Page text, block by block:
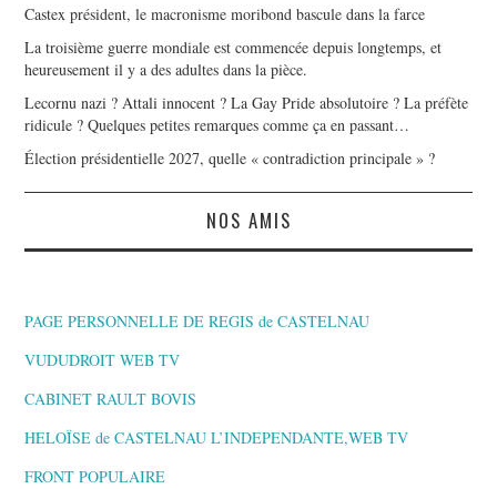
Castex président, le macronisme moribond bascule dans la farce
La troisième guerre mondiale est commencée depuis longtemps, et
heureusement il y a des adultes dans la pièce.
Lecornu nazi ? Attali innocent ? La Gay Pride absolutoire ? La préfète
ridicule ? Quelques petites remarques comme ça en passant…
Élection présidentielle 2027, quelle « contradiction principale » ?
NOS AMIS
PAGE PERSONNELLE DE REGIS de CASTELNAU
VUDUDROIT WEB TV
CABINET RAULT BOVIS
HELOÏSE de CASTELNAU L’INDEPENDANTE,WEB TV
FRONT POPULAIRE